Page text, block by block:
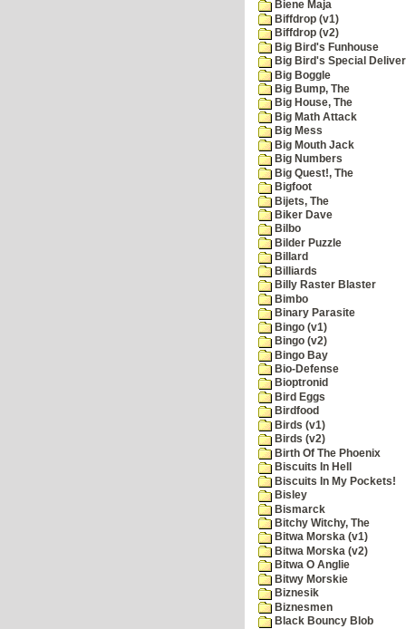
Biene Maja
Biffdrop (v1)
Biffdrop (v2)
Big Bird's Funhouse
Big Bird's Special
Big Boggle
Big Bump, The
Big House, The
Big Math Attack
Big Mess
Big Mouth Jack
Big Numbers
Big Quest!, The
Bigfoot
Bijets, The
Biker Dave
Bilbo
Bilder Puzzle
Billard
Billiards
Billy Raster Blaster
Bimbo
Binary Parasite
Bingo (v1)
Bingo (v2)
Bingo Bay
Bio-Defense
Bioptronid
Bird Eggs
Birdfood
Birds (v1)
Birds (v2)
Birth Of The Phoenix
Biscuits In Hell
Biscuits In My Pockets!
Bisley
Bismarck
Bitchy Witchy, The
Bitwa Morska (v1)
Bitwa Morska (v2)
Bitwa O Anglie
Bitwy Morskie
Biznesik
Biznesmen
Black Bouncy Blob